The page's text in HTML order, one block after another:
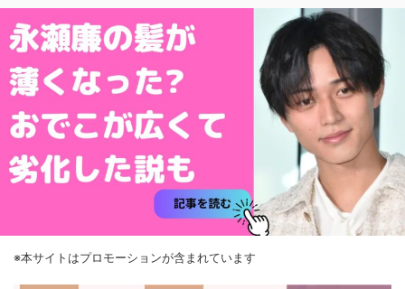
※本サイトはプロモーションが含まれています